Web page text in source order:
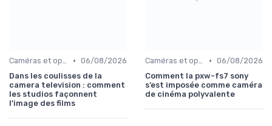
Caméras et optiques cinéma • 06/08/2026
Dans les coulisses de la
camera television : comment
les studios façonnent
l’image des films
Caméras et optiques cinéma • 06/08/2026
Comment la pxw-fs7 sony
s’est imposée comme caméra
de cinéma polyvalente